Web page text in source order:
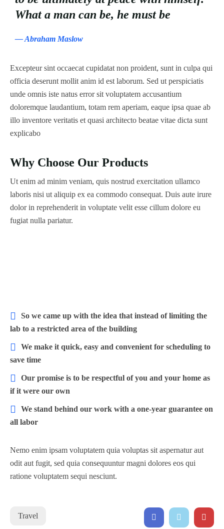
What a man can be, he must be
— Abraham Maslow
Excepteur sint occaecat cupidatat non proident, sunt in culpa qui
officia deserunt mollit anim id est laborum. Sed ut perspiciatis
unde omnis iste natus error sit voluptatem accusantium
doloremque laudantium, totam rem aperiam, eaque ipsa quae ab
illo inventore veritatis et quasi architecto beatae vitae dicta sunt
explicabo
Why Choose Our Products
Ut enim ad minim veniam, quis nostrud exercitation ullamco
laboris nisi ut aliquip ex ea commodo consequat. Duis aute irure
dolor in reprehenderit in voluptate velit esse cillum dolore eu
fugiat nulla pariatur.
So we came up with the idea that instead of limiting the
lab to a restricted area of ​​the building
We make it quick, easy and convenient for scheduling to
save time
Our promise is to be respectful of you and your home as
if it were our own
We stand behind our work with a one-year guarantee on
all labor
Nemo enim ipsam voluptatem quia voluptas sit aspernatur aut
odit aut fugit, sed quia consequuntur magni dolores eos qui
ratione voluptatem sequi nesciunt.
Travel